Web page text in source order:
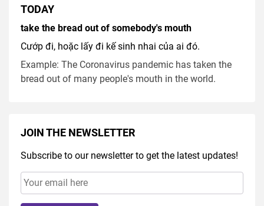
TODAY
take the bread out of somebody's mouth
Cướp đi, hoặc lấy đi kế sinh nhai của ai đó.
Example: The Coronavirus pandemic has taken the
bread out of many people's mouth in the world.
JOIN THE NEWSLETTER
Subscribe to our newsletter to get the latest updates!